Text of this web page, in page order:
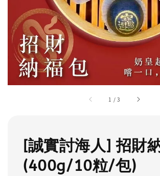
1 /3
[誠實討海人] 招財
(400g/10粒/包)